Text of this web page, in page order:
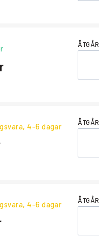
ÅTGÅR
, 4-6 dagar ÅTGÅR
, 4-6 dagar ÅTGÅR